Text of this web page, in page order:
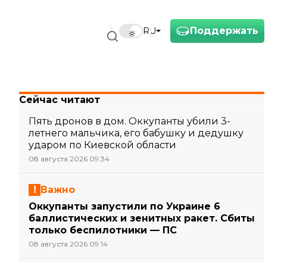
Поддержать
RU
Сейчас читают
Пять дронов в дом. Оккупанты убили 3-
летнего мальчика, его бабушку и дедушку
ударом по Киевской области
08 августа 2026 09:34
Важно
Оккупанты запустили по Украине 6
баллистических и зенитных ракет. Сбиты
только беспилотники — ПС
08 августа 2026 09:14